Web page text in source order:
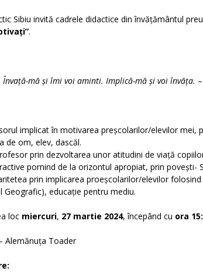
Sibiu invită cadrele didactice din învățământul
.
Învață-mă și îmi voi aminti. Implică-mă și voi învăța. –
implicat în motivarea preșcolarilor/elevilor mei,
de om, elev, dascăl.
prin dezvoltarea unor atitudini de viață
pornind de la orizontul apropiat, prin povești-
prin implicarea proeșcolarilor/elevilor
Geografic), educație pentru mediu.
loc miercuri, 27 martie 2024, începând cu ora
Alemănuța Toader